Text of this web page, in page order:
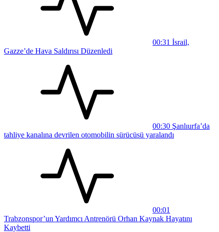
00:31 İsrail,
Gazze’de Hava Saldırısı Düzenledi
00:30 Şanlıurfa’da
tahliye kanalına devrilen otomobilin sürücüsü yaralandı
00:01
Trabzonspor’un Yardımcı Antrenörü Orhan Kaynak Hayatını
Kaybetti